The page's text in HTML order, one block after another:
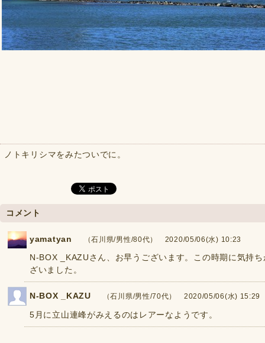
ノトキリシマをみたついでに。
コメント
yamatyan （石川県/男性/80代） 2020/05/06(水) 10:23
N-BOX _KAZUさん、お早うございます。この時期に気持
ざいました。
N-BOX _KAZU （石川県/男性/70代） 2020/05/06(水) 15:29
5月に立山連峰がみえるのはレアーなようです。